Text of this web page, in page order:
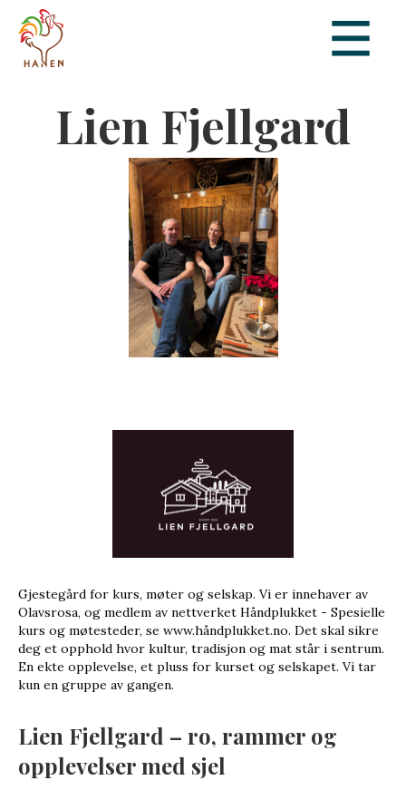
Lien Fjellgard
Gjestegård for kurs, møter og selskap. Vi er innehaver av
Olavsrosa, og medlem av nettverket Håndplukket - Spesielle
kurs og møtesteder, se www.håndplukket.no. Det skal sikre
deg et opphold hvor kultur, tradisjon og mat står i sentrum.
En ekte opplevelse, et pluss for kurset og selskapet. Vi tar
kun en gruppe av gangen.
Lien Fjellgard – ro, rammer og
opplevelser med sjel